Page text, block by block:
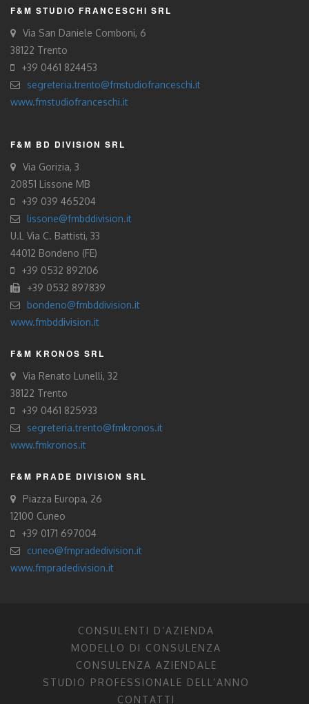
F&M STUDIO FRANCESCHI SRL
Via San Daniele Comboni, 6
38122 Trento
+39 0461 824453
segreteria.trento@fmstudiofranceschi.it
www.fmstudiofranceschi.it
F&M BD DIVISION SRL
Via Gorizia, 3
20851 Lissone MB
+39 039 465204
lissone@fmbddivision.it
U.L Via C. Battisti, 33
44012 Bondeno (FE)
+39 0532 892106
+39 0532 897839
bondeno@fmbddivision.it
www.fmbddivision.it
F&M KRONOS SRL
Via Renato Lunelli, 32
38122 Trento
+39 0461 825933
segreteria.trento@fmkronos.it
www.fmkronos.it
F&M PRADE DIVISION SRL
Piazza Europa, 26
12100 Cuneo
+39 0171 697004
cuneo@fmpradedivision.it
www.fmpradedivision.it
CONSULENTI D’AZIENDA
MODELLO DI CONSULENZA
CONSULENZA AZIENDALE
STUDIO PROFESSIONALE DELL’ANNO
CONTATTI